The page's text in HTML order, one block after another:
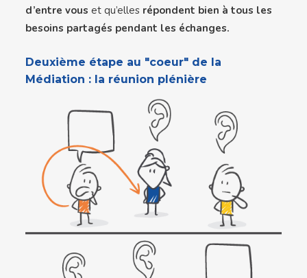
d’entre vous et qu’elles répondent bien à tous les
besoins partagés pendant les échanges.
Deuxième étape au "coeur" de la
Médiation : la réunion plénière